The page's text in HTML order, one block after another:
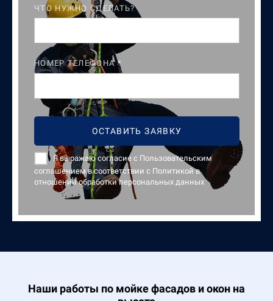
ЧТО НУЖНО СДЕЛАТЬ?
НОМЕР ТЕЛЕФОНА *
ОСТАВИТЬ ЗАЯВКУ
Я выражаю согласие с Пользовательским
соглашением в соответствии с Политикой в
отношении обработки персональных данных
Наши работы по мойке фасадов и окон на